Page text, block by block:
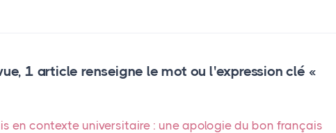
1 article renseigne le mot ou l'expression clé «
en contexte universitaire : une apologie du bon français